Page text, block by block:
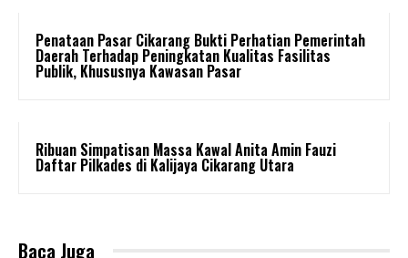
Penataan Pasar Cikarang Bukti Perhatian Pemerintah
Daerah Terhadap Peningkatan Kualitas Fasilitas
Publik, Khususnya Kawasan Pasar
Ribuan Simpatisan Massa Kawal Anita Amin Fauzi
Daftar Pilkades di Kalijaya Cikarang Utara
Baca Juga